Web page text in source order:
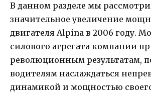
В данном разделе мы
значительное увеличение
двигателя Alpina в 2006 году.
силового агрегата компании
революционным результатам,
водителям наслаждаться
динамикой и мощностью